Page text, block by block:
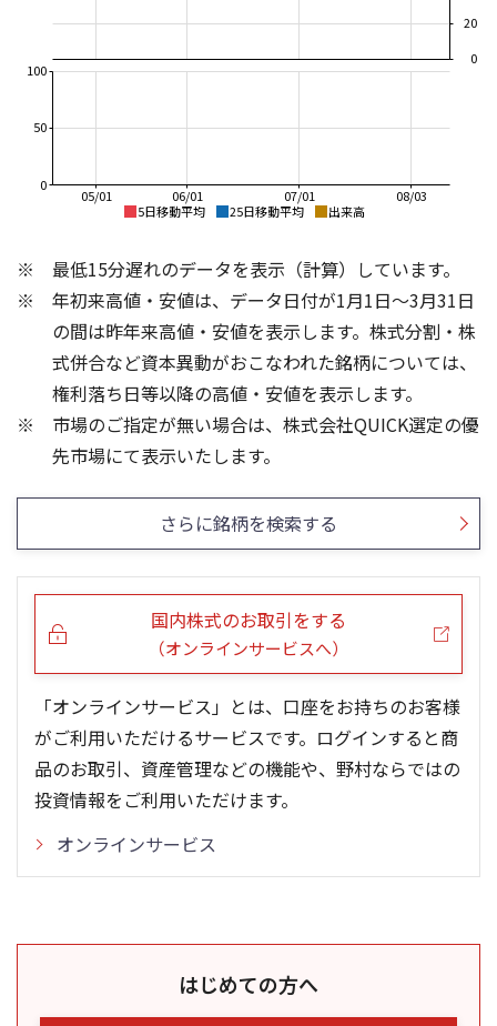
5日移動平均 25日移動平均 出来高
08/03
07/01
06/01
05/01
0
20
0
50
100
13週移動平均 26週移動平均 出来高
1,964
1,965
0
40
80
5ヶ月移動平均 25ヶ月移動平均 出来高
500
1,000
1,500
0
100
200
最低15分遅れのデータを表示（計算）しています。
年初来高値・安値は、データ日付が1月1日～3月31日
の間は昨年来高値・安値を表示します。株式分割・株
式併合など資本異動がおこなわれた銘柄については、
権利落ち日等以降の高値・安値を表示します。
市場のご指定が無い場合は、株式会社QUICK選定の優
先市場にて表示いたします。
さらに銘柄を検索する
国内株式のお取引をする
（オンラインサービスへ）
「オンラインサービス」とは、口座をお持ちのお客様
がご利用いただけるサービスです。ログインすると商
品のお取引、資産管理などの機能や、野村ならではの
投資情報をご利用いただけます。
オンラインサービス
はじめての方へ